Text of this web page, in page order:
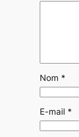
Nom *
E-mail *